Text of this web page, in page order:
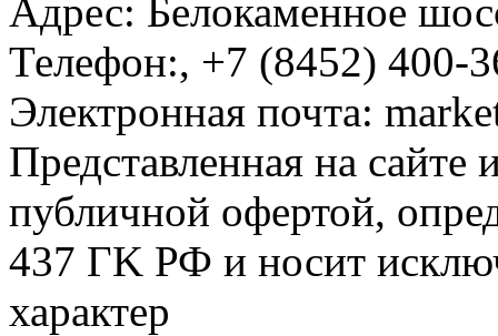
Адрес: Белокаменное
Телефон:, +7 (8452) 400-
Электронная почта:
Представленная на сайте
публичной офертой,
437 ГK РФ и носит
характер